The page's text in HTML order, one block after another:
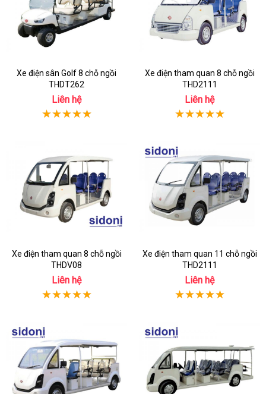
Xe điện sân Golf 8 chỗ ngồi
THDT262
Liên hệ
Xe điện tham quan 8 chỗ ngồi
THD2111
Liên hệ
Xe điện tham quan 8 chỗ ngồi
THDV08
Liên hệ
Xe điện tham quan 11 chỗ ngồi
THD2111
Liên hệ